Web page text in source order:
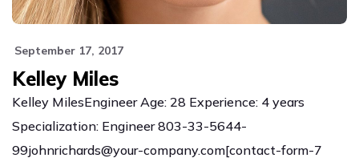
September 17, 2017
Kelley Miles
Kelley MilesEngineer Age: 28 Experience: 4 years
Specialization: Engineer 803-33-5644-
99johnrichards@your-company.com[contact-form-7